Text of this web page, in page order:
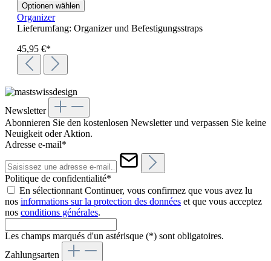
Optionen wählen
Organizer
Lieferumfang: Organizer und Befestigungsstraps
45,95 €*
Newsletter
Abonnieren Sie den kostenlosen Newsletter und verpassen Sie keine
Neuigkeit oder Aktion.
Adresse e-mail*
Politique de confidentialité*
En sélectionnant Continuer, vous confirmez que vous avez lu
nos informations sur la protection des données et que vous acceptez
nos conditions générales.
Les champs marqués d'un astérisque (*) sont obligatoires.
Zahlungsarten